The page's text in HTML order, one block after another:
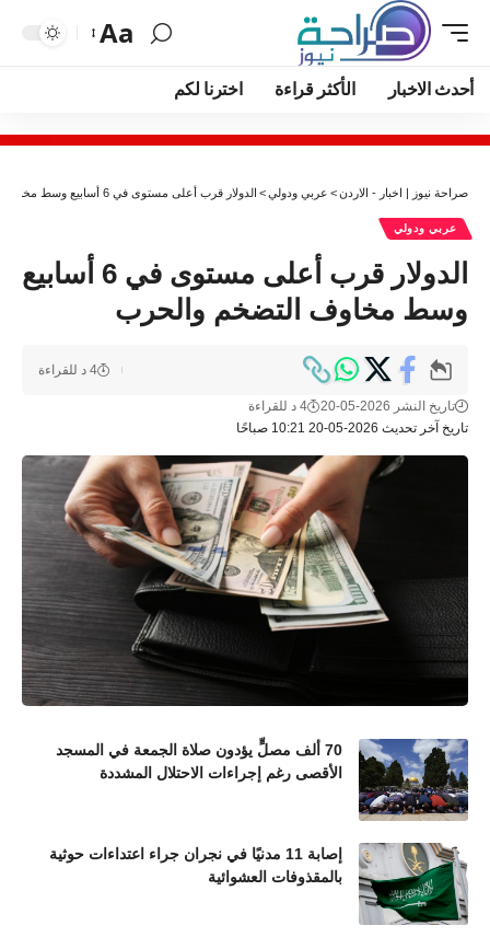
Aa
أحدث الاخبار الأكثر قراءة اخترنا لكم
صراحة نيوز | اخبار - الاردن> عربي ودولي> الدولار قرب أعلى مستوى في 6 أسابيع وسط مخاوف التضخم والحرب
عربي ودولي
الدولار قرب أعلى مستوى في 6 أسابيع
وسط مخاوف التضخم والحرب
تاريخ آخر تحديث 2026-05-20 10:21 صباحًا
تاريخ النشر 2026-05-20 4 د للقراءة
4 د للقراءة
70 ألف مصلٍّ يؤدون صلاة الجمعة في المسجد
الأقصى رغم إجراءات الاحتلال المشددة
إصابة 11 مدنيًا في نجران جراء اعتداءات حوثية
بالمقذوفات العشوائية